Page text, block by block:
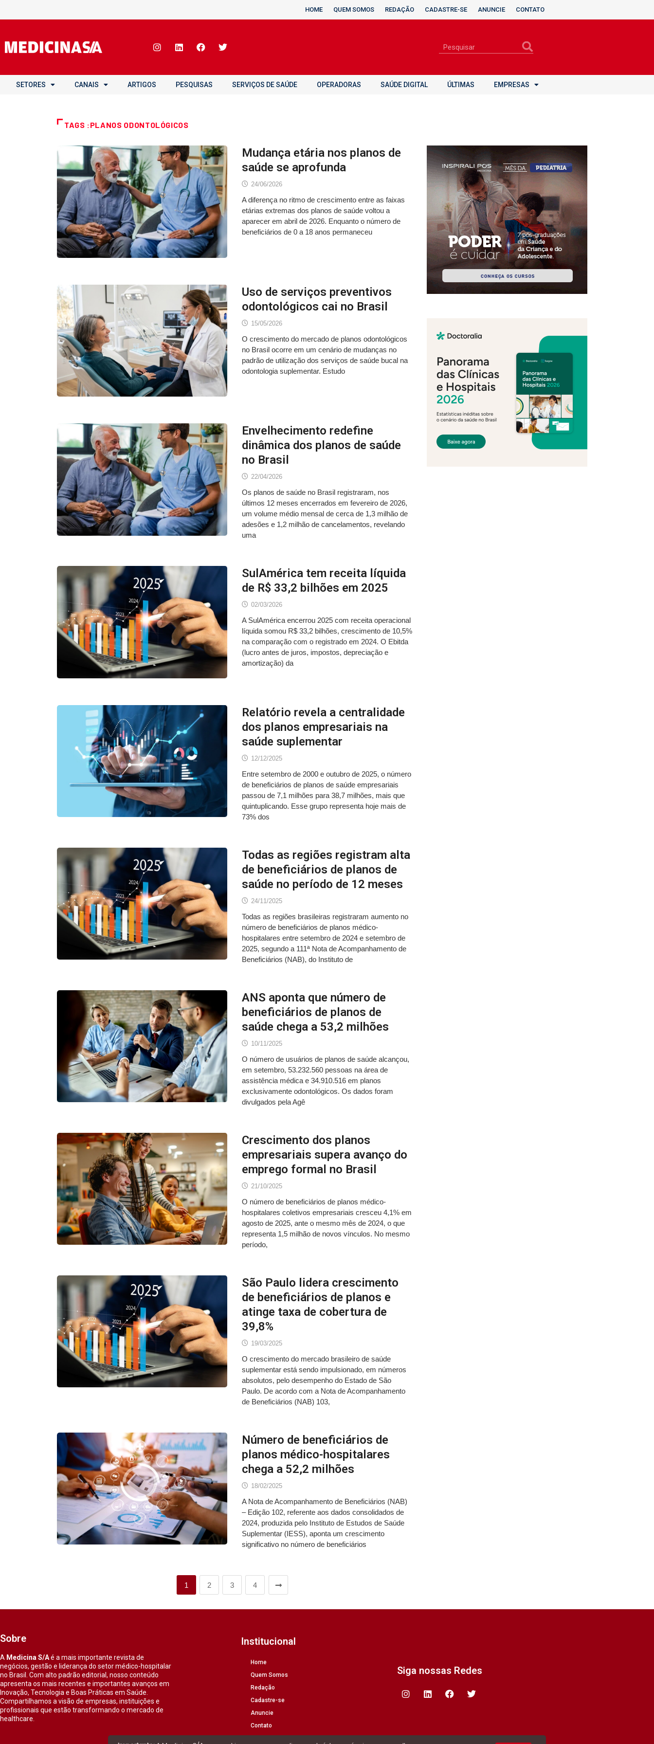
HOME QUEM SOMOS REDAÇÃO CADASTRE-SE ANUNCIE CONTATO
SETORES CANAIS ARTIGOS PESQUISAS SERVIÇOS DE SAÚDE OPERADORAS SAÚDE DIGITAL ÚLTIMAS EMPRESAS
TAGS :PLANOS ODONTOLÓGICOS
Mudança etária nos planos de
saúde se aprofunda
24/06/2026
A diferença no ritmo de crescimento entre as faixas
etárias extremas dos planos de saúde voltou a
aparecer em abril de 2026. Enquanto o número de
beneficiários de 0 a 18 anos permaneceu
Uso de serviços preventivos
odontológicos cai no Brasil
15/05/2026
O crescimento do mercado de planos odontológicos
no Brasil ocorre em um cenário de mudanças no
padrão de utilização dos serviços de saúde bucal na
odontologia suplementar. Estudo
Envelhecimento redefine
dinâmica dos planos de saúde
no Brasil
22/04/2026
Os planos de saúde no Brasil registraram, nos
últimos 12 meses encerrados em fevereiro de 2026,
um volume médio mensal de cerca de 1,3 milhão de
adesões e 1,2 milhão de cancelamentos, revelando
uma
SulAmérica tem receita líquida
de R$ 33,2 bilhões em 2025
02/03/2026
A SulAmérica encerrou 2025 com receita operacional
líquida somou R$ 33,2 bilhões, crescimento de 10,5%
na comparação com o registrado em 2024. O Ebitda
(lucro antes de juros, impostos, depreciação e
amortização) da
Relatório revela a centralidade
dos planos empresariais na
saúde suplementar
12/12/2025
Entre setembro de 2000 e outubro de 2025, o número
de beneficiários de planos de saúde empresariais
passou de 7,1 milhões para 38,7 milhões, mais que
quintuplicando. Esse grupo representa hoje mais de
73% dos
Todas as regiões registram alta
de beneficiários de planos de
saúde no período de 12 meses
24/11/2025
Todas as regiões brasileiras registraram aumento no
número de beneficiários de planos médico-
hospitalares entre setembro de 2024 e setembro de
2025, segundo a 111ª Nota de Acompanhamento de
Beneficiários (NAB), do Instituto de
ANS aponta que número de
beneficiários de planos de
saúde chega a 53,2 milhões
10/11/2025
O número de usuários de planos de saúde alcançou,
em setembro, 53.232.560 pessoas na área de
assistência médica e 34.910.516 em planos
exclusivamente odontológicos. Os dados foram
divulgados pela Agê
Crescimento dos planos
empresariais supera avanço do
emprego formal no Brasil
21/10/2025
O número de beneficiários de planos médico-
hospitalares coletivos empresariais cresceu 4,1% em
agosto de 2025, ante o mesmo mês de 2024, o que
representa 1,5 milhão de novos vínculos. No mesmo
período,
São Paulo lidera crescimento
de beneficiários de planos e
atinge taxa de cobertura de
39,8%
19/03/2025
O crescimento do mercado brasileiro de saúde
suplementar está sendo impulsionado, em números
absolutos, pelo desempenho do Estado de São
Paulo. De acordo com a Nota de Acompanhamento
de Beneficiários (NAB) 103,
Número de beneficiários de
planos médico-hospitalares
chega a 52,2 milhões
18/02/2025
A Nota de Acompanhamento de Beneficiários (NAB)
– Edição 102, referente aos dados consolidados de
2024, produzida pelo Instituto de Estudos de Saúde
Suplementar (IESS), aponta um crescimento
significativo no número de beneficiários
1 2 3 4
Sobre
A Medicina S/Aé a mais importante revista de
negócios, gestão e liderança do setor médico-hospitalar
no Brasil. Com alto padrão editorial, nosso conteúdo
apresenta os mais recentes e importantes avanços em
Inovação, Tecnologia e Boas Práticas em Saúde.
Compartilhamos a visão de empresas, instituições e
profissionais que estão transformando o mercado de
healthcare.
Institucional
Home
Quem Somos
Redação
Cadastre-se
Anuncie
Contato
Siga nossas Redes